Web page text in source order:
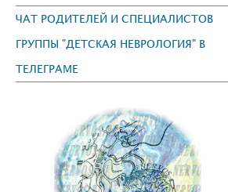
ЧАТ РОДИТЕЛЕЙ И СПЕЦИАЛИСТОВ
ГРУППЫ "ДЕТСКАЯ НЕВРОЛОГИЯ" В
ТЕЛЕГРАМЕ